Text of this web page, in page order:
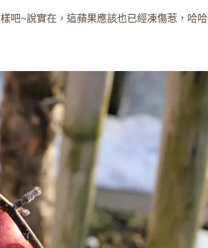
吧~說實在，這蘋果應該也已經凍傷惹，哈哈